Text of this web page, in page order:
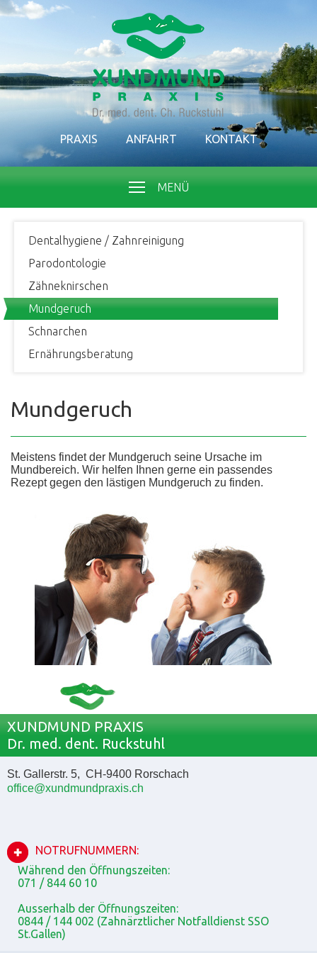
PRAXIS ANFAHRT KONTAKT
MENÜ
Dentalhygiene / Zahnreinigung
Parodontologie
Zähneknirschen
Mundgeruch
Schnarchen
Ernährungsberatung
Mundgeruch
Meistens findet der Mundgeruch seine Ursache im
Mundbereich. Wir helfen Ihnen gerne ein passendes
Rezept gegen den lästigen Mundgeruch zu finden.
XUNDMUND PRAXIS
Dr. med. dent. Ruckstuhl
St. Gallerstr. 5, CH-9400 Rorschach
office@xundmundpraxis.ch
NOTRUFNUMMERN:
Während den Öffnungszeiten:
071 / 844 60 10
Ausserhalb der Öffnungszeiten:
0844 / 144 002 (Zahnärztlicher Notfalldienst SSO
St.Gallen)